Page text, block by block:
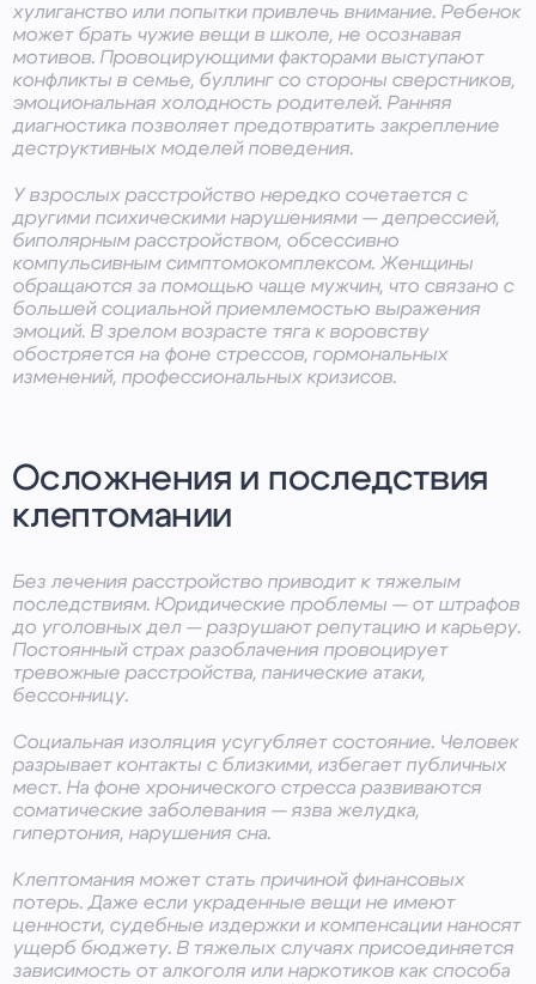
хулиганство или попытки привлечь внимание. Ребенок
может брать чужие вещи в школе, не осознавая
мотивов. Провоцирующими факторами выступают
конфликты в семье, буллинг со стороны сверстников,
эмоциональная холодность родителей. Ранняя
диагностика позволяет предотвратить закрепление
деструктивных моделей поведения.
У взрослых расстройство нередко сочетается с
другими психическими нарушениями — депрессией,
биполярным расстройством, обсессивно
компульсивным симптомокомплексом. Женщины
обращаются за помощью чаще мужчин, что связано с
большей социальной приемлемостью выражения
эмоций. В зрелом возрасте тяга к воровству
обостряется на фоне стрессов, гормональных
изменений, профессиональных кризисов.
Осложнения и последствия
клептомании
Без лечения расстройство приводит к тяжелым
последствиям. Юридические проблемы — от штрафов
до уголовных дел — разрушают репутацию и карьеру.
Постоянный страх разоблачения провоцирует
тревожные расстройства, панические атаки,
бессонницу.
Социальная изоляция усугубляет состояние. Человек
разрывает контакты с близкими, избегает публичных
мест. На фоне хронического стресса развиваются
соматические заболевания — язва желудка,
гипертония, нарушения сна.
Клептомания может стать причиной финансовых
потерь. Даже если украденные вещи не имеют
ценности, судебные издержки и компенсации наносят
ущерб бюджету. В тяжелых случаях присоединяется
зависимость от алкоголя или наркотиков как способа